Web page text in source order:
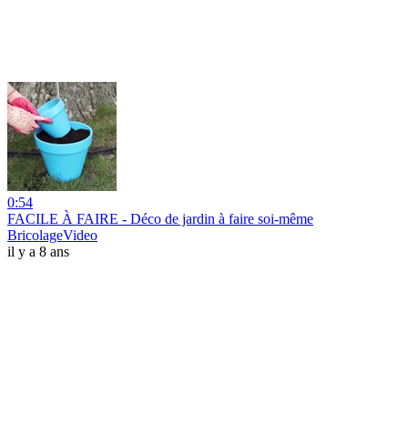
0:54
FACILE À FAIRE - Déco de jardin à faire soi-même
BricolageVideo
il y a 8 ans